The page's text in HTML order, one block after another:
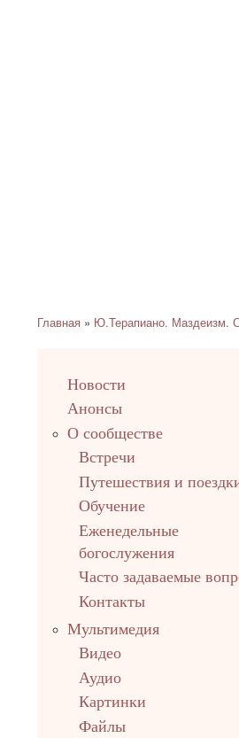
Главная Ю.Терапиано. Маздеизм.
upНовости
Анонсы
О сообществе
Встречи
Путешествия и
Обучение
Еженедельные
богослужения
Часто задаваемые
Контакты
Мультимедия
Видео
Аудио
Картинки
Файлы